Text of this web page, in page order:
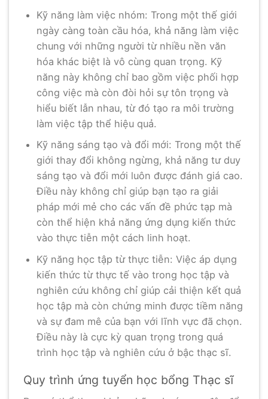
Kỹ năng làm việc nhóm: Trong một thế giới
ngày càng toàn cầu hóa, khả năng làm việc
chung với những người từ nhiều nền văn
hóa khác biệt là vô cùng quan trọng. Kỹ
năng này không chỉ bao gồm việc phối hợp
công việc mà còn đòi hỏi sự tôn trọng và
hiểu biết lẫn nhau, từ đó tạo ra môi trường
làm việc tập thể hiệu quả.
Kỹ năng sáng tạo và đổi mới: Trong một thế
giới thay đổi không ngừng, khả năng tư duy
sáng tạo và đổi mới luôn được đánh giá cao.
Điều này không chỉ giúp bạn tạo ra giải
pháp mới mẻ cho các vấn đề phức tạp mà
còn thể hiện khả năng ứng dụng kiến thức
vào thực tiễn một cách linh hoạt.
Kỹ năng học tập từ thực tiễn: Việc áp dụng
kiến thức từ thực tế vào trong học tập và
nghiên cứu không chỉ giúp cải thiện kết quả
học tập mà còn chứng minh được tiềm năng
và sự đam mê của bạn với lĩnh vực đã chọn.
Điều này là cực kỳ quan trọng trong quá
trình học tập và nghiên cứu ở bậc thạc sĩ.
Quy trình ứng tuyển học bổng Thạc sĩ